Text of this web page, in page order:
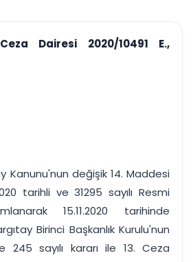
ve
takibi
uca yönetim
finansa, hepsi bir arada.
Dairesi 2020/10491 E.,
Kanunu'nun değişik 14. Maddesi
tarihli ve 31295 sayılı Resmi
15.11.2020 tarihinde
Birinci Başkanlık Kurulu'nun
245 sayılı kararı ile 13. Ceza